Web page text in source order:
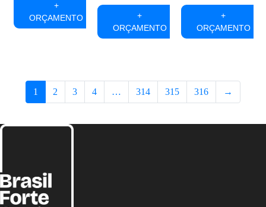
+
ORÇAMENTO
+
ORÇAMENTO
+
ORÇAMENTO
1 2 3 4 … 314 315 316 →